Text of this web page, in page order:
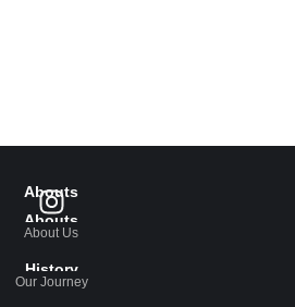
Abouts
Abouts
About Us
History
Our Journey